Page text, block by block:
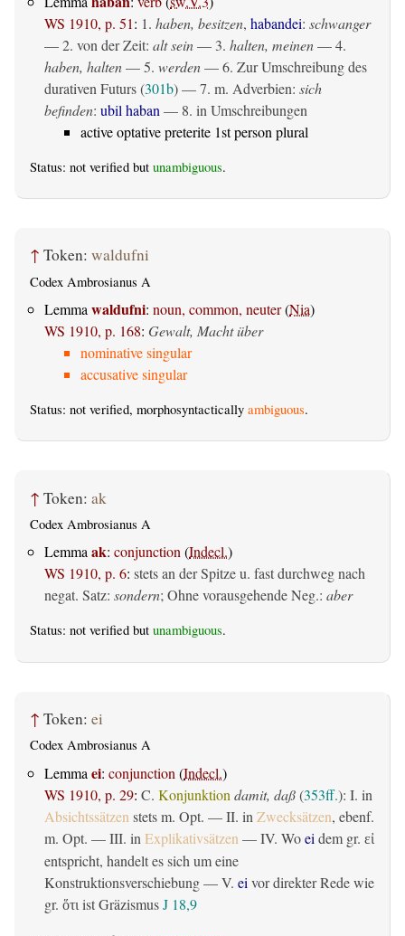
WS 1910, p. 51: 1. haben, besitzen, habandei: schwanger
— 2. von der Zeit: alt sein— 3. halten, meinen— 4.
haben, halten— 5. werden— 6. Zur Umschreibung des
durativen Futurs (301b) — 7. m. Adverbien: sich
befinden: ubil haban — 8. in Umschreibungen
active optative preterite 1st person plural
Status: not verified but unambiguous.
↑ Token: waldufni
Codex Ambrosianus A
Lemma waldufni: noun, common, neuter(Nia)
WS 1910, p. 168: Gewalt, Macht über
nominative singular
accusative singular
Status: not verified, morphosyntactically ambiguous.
↑ Token: ak
Codex Ambrosianus A
Lemmaak: conjunction(Indecl.)
WS 1910, p. 6: stets an der Spitze u. fast durchweg nach
negat. Satz: sondern; Ohne vorausgehende Neg.: aber
Status: not verified but unambiguous.
↑ Token: ei
Codex Ambrosianus A
Lemma ei: conjunction (Indecl.)
WS 1910, p. 29: C. Konjunktion damit, daß(353ff.): I. in
Absichtssätzen stets m. Opt. — II. in Zwecksätzen, ebenf.
m. Opt. — III. in Explikativsätzen — IV. Woei dem gr. εἰ
entspricht, handelt es sich um eine
Konstruktionsverschiebung — V. ei vor direkter Rede wie
gr. ὅτι ist GräzismusJ 18,9